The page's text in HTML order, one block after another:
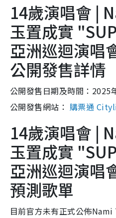
14歲演唱會 |
玉置成實
亞洲巡迴演唱
公開發售詳情
公開發售日期及時間：2025
公開發售網站： 購票通
14歲演唱會 |
玉置成實
亞洲巡迴演唱
預測歌單
目前官方未有正式公佈